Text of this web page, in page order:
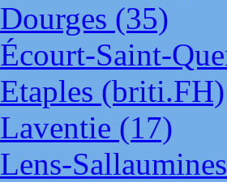
Dourges (35)
Écourt-Saint-
Etaples (briti.FH)
Laventie (17)
Lens-